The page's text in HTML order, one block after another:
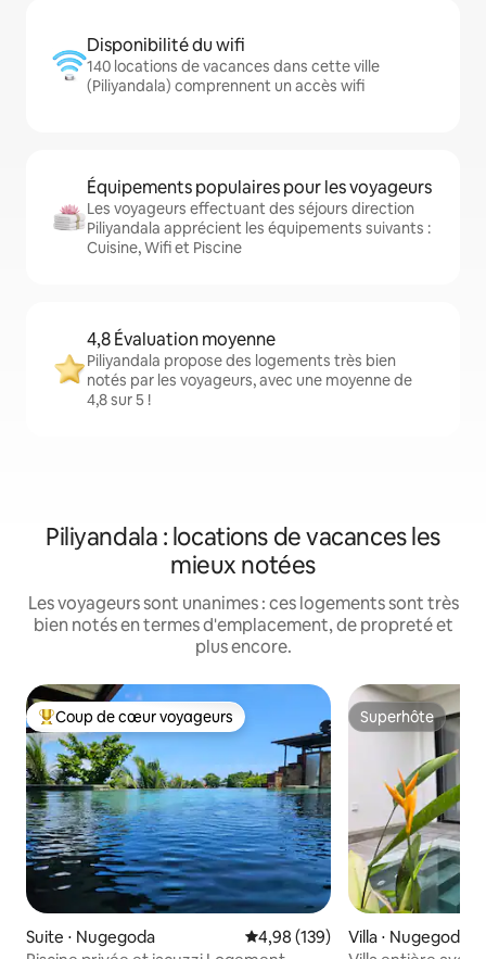
Disponibilité du wifi
140 locations de vacances dans cette ville
(Piliyandala) comprennent un accès wifi
Équipements populaires pour les voyageurs
Les voyageurs effectuant des séjours direction
Piliyandala apprécient les équipements suivants :
Cuisine, Wifi et Piscine
4,8 Évaluation moyenne
Piliyandala propose des logements très bien
notés par les voyageurs, avec une moyenne de
4,8 sur 5 !
Piliyandala : locations de vacances les
mieux notées
Les voyageurs sont unanimes : ces logements sont très
bien notés en termes d'emplacement, de propreté et
plus encore.
Coups de cœur voyageurs les plus appréciés
Coup de cœur voyageurs
Suite ⋅ Nugegoda Évaluation moyenne sur la
4,98 (139)
Superhôte
Superhôte
Villa ⋅ Nugegoda